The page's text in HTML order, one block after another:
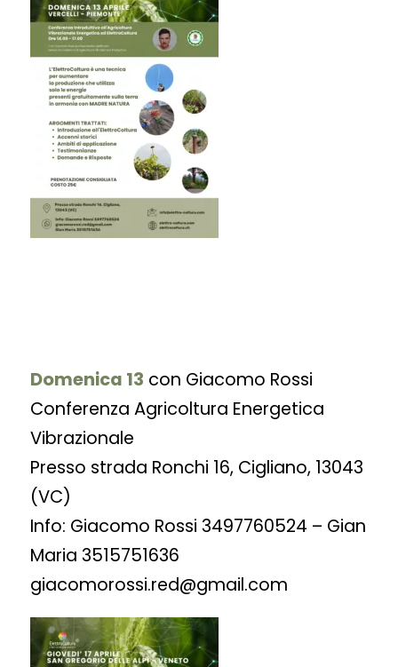
Domenica 13 con Giacomo Rossi
Conferenza Agricoltura Energetica
Vibrazionale
Presso strada Ronchi 16, Cigliano, 13043
(VC)
Info: Giacomo Rossi 3497760524 – Gian
Maria 3515751636
giacomorossi.red@gmail.com